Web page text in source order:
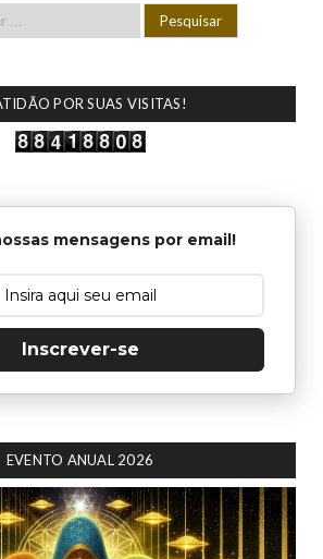
POR SUAS VISITAS!
mensagens por email!
Inscrever-se
EVENTO ANUAL 2026